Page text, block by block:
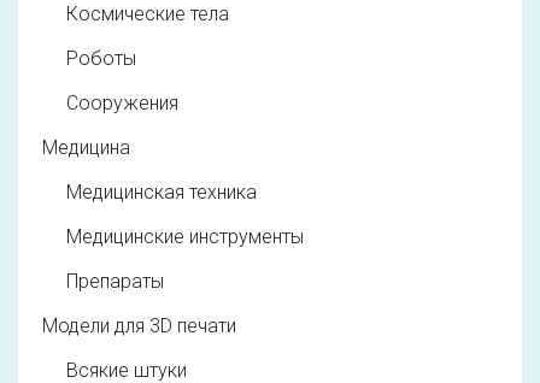
Космические тела
Роботы
Сооружения
Медицина
Медицинская техника
Медицинские инструменты
Препараты
Модели для 3D печати
Всякие штуки